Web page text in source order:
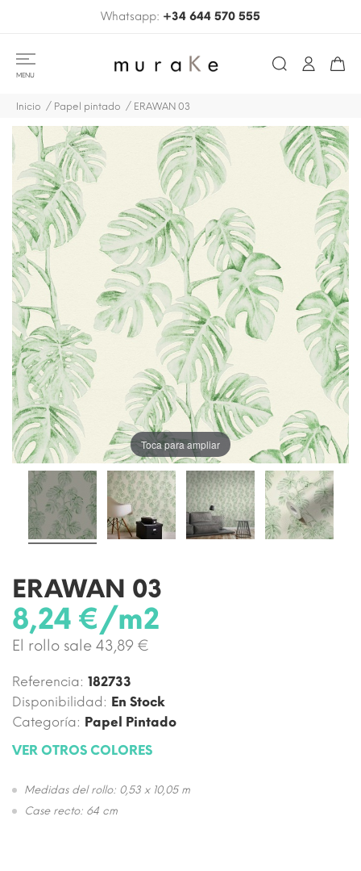
Whatsapp: +34 644 570 555
MENU
Inicio Papel pintado ERAWAN 03
Toca para ampliar
ERAWAN 03
8,24 €/m2
El rollo sale 43,89 €
Referencia: 182733
Disponibilidad: En Stock
Categoría: Papel Pintado
VER OTROS COLORES
Medidas del rollo: 0,53 x 10,05 m
Case recto: 64 cm